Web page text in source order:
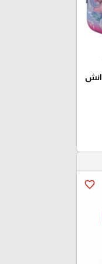
شنط ابتدائي 14 انش
favorite_border